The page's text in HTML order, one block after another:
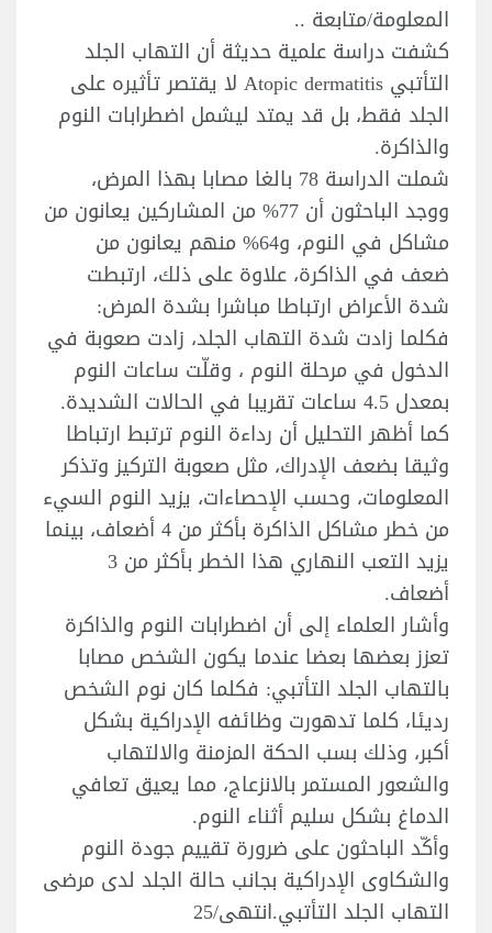
المعلومة/متابعة ..
كشفت دراسة علمية حديثة أن التهاب الجلد
التأتبي Atopic dermatitis لا يقتصر تأثيره على
الجلد فقط، بل قد يمتد ليشمل اضطرابات النوم
والذاكرة.
شملت الدراسة 78 بالغا مصابا بهذا المرض،
ووجد الباحثون أن 77% من المشاركين يعانون من
مشاكل في النوم، و64% منهم يعانون من
ضعف في الذاكرة، علاوة على ذلك، ارتبطت
شدة الأعراض ارتباطا مباشرا بشدة المرض:
فكلما زادت شدة التهاب الجلد، زادت صعوبة في
الدخول في مرحلة النوم ، وقلّت ساعات النوم
بمعدل 4.5 ساعات تقريبا في الحالات الشديدة.
كما أظهر التحليل أن رداءة النوم ترتبط ارتباطا
وثيقا بضعف الإدراك، مثل صعوبة التركيز وتذكر
المعلومات، وحسب الإحصاءات، يزيد النوم السيء
من خطر مشاكل الذاكرة بأكثر من 4 أضعاف، بينما
يزيد التعب النهاري هذا الخطر بأكثر من 3
أضعاف.
وأشار العلماء إلى أن اضطرابات النوم والذاكرة
تعزز بعضها بعضا عندما يكون الشخص مصابا
بالتهاب الجلد التأتبي: فكلما كان نوم الشخص
رديئا، كلما تدهورت وظائفه الإدراكية بشكل
أكبر، وذلك بسب الحكة المزمنة والالتهاب
والشعور المستمر بالانزعاج، مما يعيق تعافي
الدماغ بشكل سليم أثناء النوم.
وأكّد الباحثون على ضرورة تقييم جودة النوم
والشكاوى الإدراكية بجانب حالة الجلد لدى مرضى
التهاب الجلد التأتبي.انتهى/25